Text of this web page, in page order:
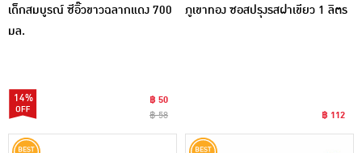
เด็กสมบูรณ์ ซีอิ๊วขาวฉลากแดง 700
มล.
14%
฿ 50
฿ 58
ภูเขาทอง ซอสปรุงรสฝาเขียว 1 ลิตร
฿ 112